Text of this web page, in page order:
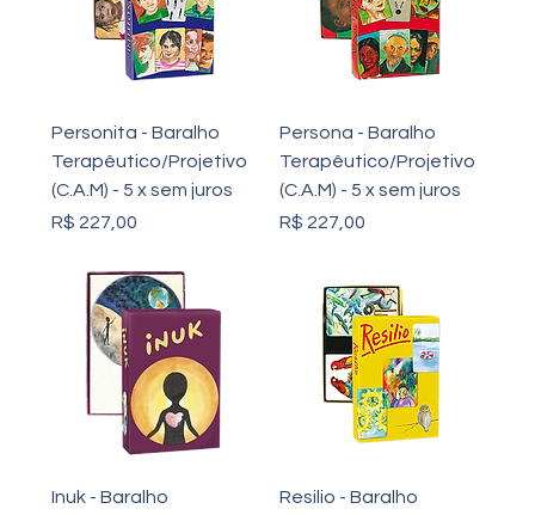
Personita - Baralho
Terapêutico/Projetivo
(C.A.M) - 5 x sem juros
Preço
R$ 227,00
Persona - Baralho
Terapêutico/Projetivo
(C.A.M) - 5 x sem juros
Preço
R$ 227,00
Inuk - Baralho
Resilio - Baralho